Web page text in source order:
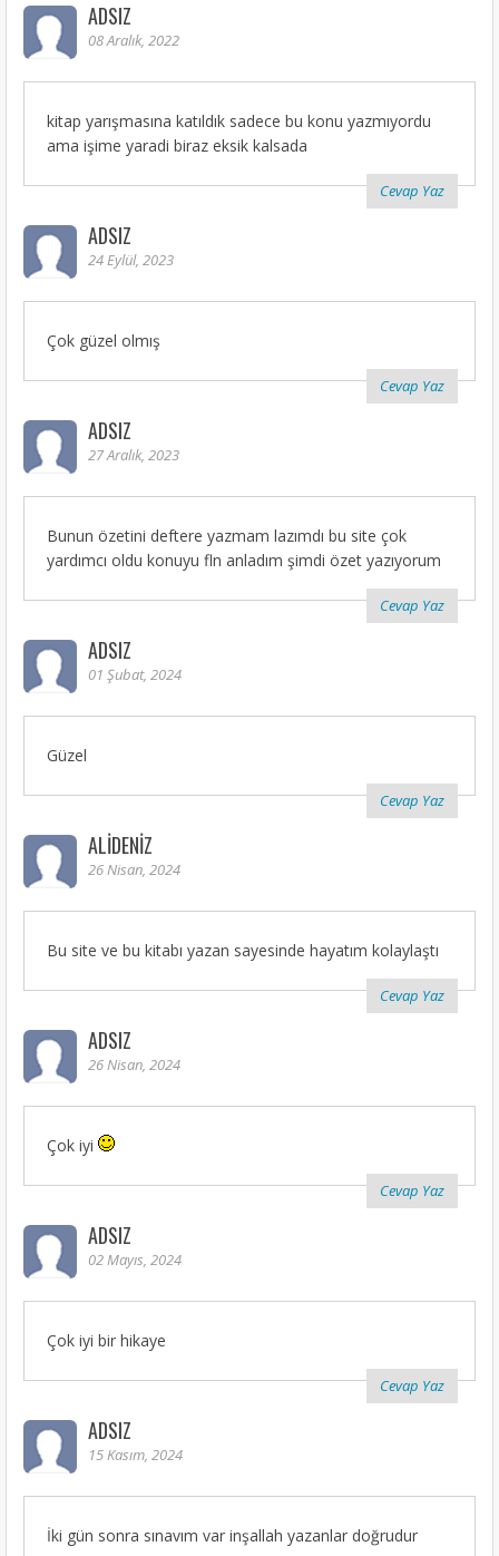
ADSIZ
08 Aralık, 2022
kitap yarışmasına katıldık sadece bu konu yazmıyordu
ama işime yaradi biraz eksik kalsada
Cevap Yaz
ADSIZ
24 Eylül, 2023
Çok güzel olmış
Cevap Yaz
ADSIZ
27 Aralık, 2023
Bunun özetini deftere yazmam lazımdı bu site çok
yardımcı oldu konuyu fln anladım şimdi özet yazıyorum
Cevap Yaz
ADSIZ
01 Şubat, 2024
Güzel
Cevap Yaz
ALIDENIZ
26 Nisan, 2024
Bu site ve bu kitabı yazan sayesinde hayatım kolaylaştı
Cevap Yaz
ADSIZ
26 Nisan, 2024
Çok iyi
Cevap Yaz
ADSIZ
02 Mayıs, 2024
Çok iyi bir hikaye
Cevap Yaz
ADSIZ
15 Kasım, 2024
İki gün sonra sınavım var inşallah yazanlar doğrudur